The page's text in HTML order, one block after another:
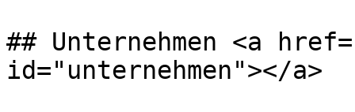
## Unternehmen <a
id="unternehmen"></a>